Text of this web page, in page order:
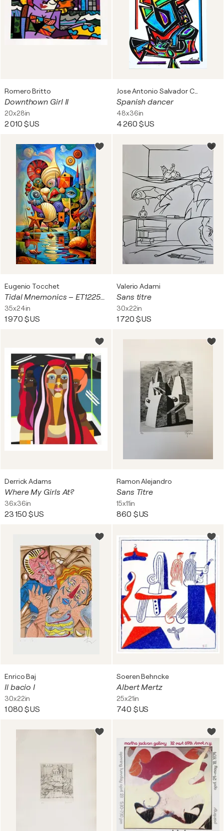
Romero Britto
Downthown Girl II
20x28in
2 010 $US
Jose Antonio Salvador Corrales Moreno
Spanish dancer
48x36in
4 260 $US
Eugenio Tocchet
Tidal Mnemonics – ET1225-268
35x24in
1 970 $US
Valerio Adami
Sans titre
30x22in
1 720 $US
Derrick Adams
Where My Girls At?
36x36in
23 150 $US
Ramon Alejandro
Sans Titre
15x11in
860 $US
Enrico Baj
Il bacio I
30x22in
1 080 $US
Soeren Behncke
Albert Mertz
25x21in
740 $US